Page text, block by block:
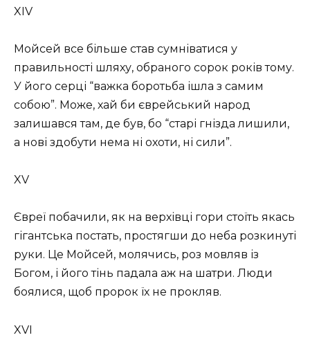
XIV
Мойсей все більше став сумніватися у
правильності шляху, обраного сорок років тому.
У його серці “важка боротьба ішла з самим
собою”. Може, хай би єврейський народ
залишався там, де був, бо “старі гнізда лишили,
а нові здобути нема ні охоти, ні сили”.
XV
Євреї побачили, як на верхівці гори стоїть якась
гігантська постать, простягши до неба розкинуті
руки. Це Мойсей, молячись, роз мовляв із
Богом, і його тінь падала аж на шатри. Люди
боялися, щоб пророк їх не прокляв.
XVI